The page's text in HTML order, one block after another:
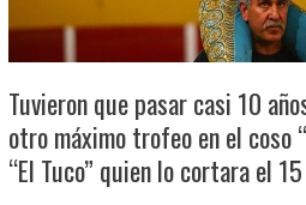
Tuvieron que pasar casi 10
otro máximo trofeo en el coso
“El Tuco” quien lo cortara el